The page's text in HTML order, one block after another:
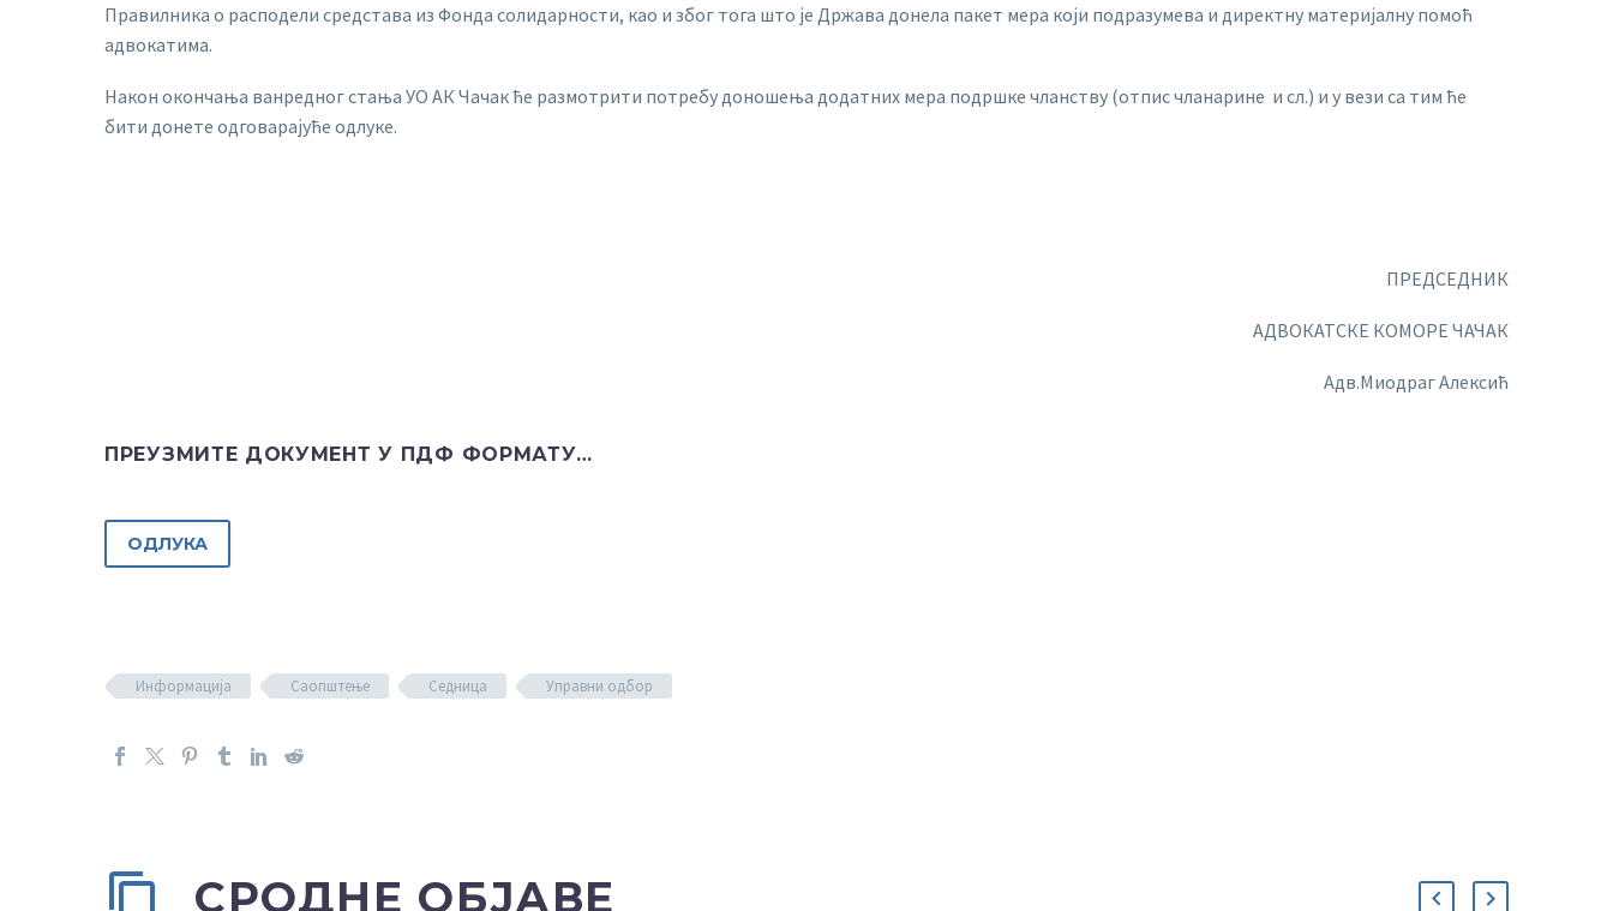
Правилника о расподели средстава из Фонда солидарности, као и због тога што је Држава донела пакет мера који подразумева и директну материјалну помоћ
адвокатима.
Након окончања ванредног стања УО АК Чачак ће размотрити потребу доношења додатних мера подршке чланству (отпис чланарине и сл.) и у вези са тим ће
бити донете одговарајуће одлуке.
ПРЕДСЕДНИК
АДВОКАТСКЕ КОМОРЕ ЧАЧАК
Адв.Миодраг Алексић
ПРЕУЗМИТЕ ДОКУМЕНТ У ПДФ ФОРМАТУ…
ОДЛУКА
Информација Саопштење Седница Управни одбор
СРОДНЕ ОБЈАВЕ